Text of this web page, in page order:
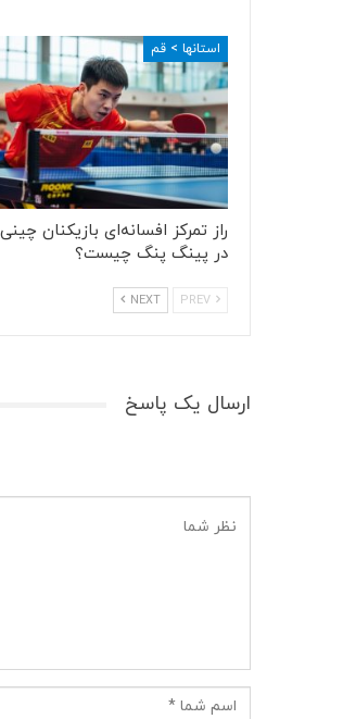
استانها > قم
راز تمرکز افسانه‌ای بازیکنان چینی
در پینگ پنگ چیست؟
NEXT
ارسال یک پاسخ